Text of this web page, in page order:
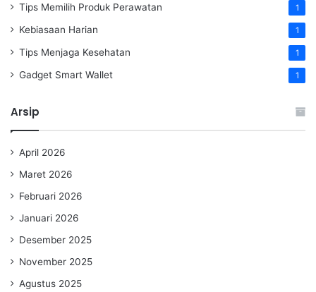
Tips Memilih Produk Perawatan 1
Kebiasaan Harian 1
Tips Menjaga Kesehatan 1
Gadget Smart Wallet 1
Arsip
April 2026
Maret 2026
Februari 2026
Januari 2026
Desember 2025
November 2025
Agustus 2025